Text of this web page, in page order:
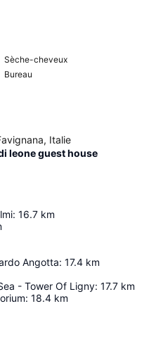
Sèche-cheveux
Bureau
Italie
leone guest house
: 16.7 km
Angotta: 17.4 km
- Tower Of Ligny: 17.7 km
: 18.4 km